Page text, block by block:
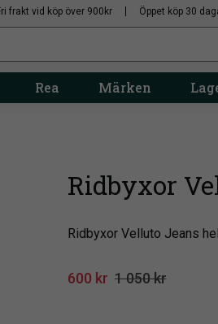
frakt vid köp över 900kr Öppet köp 30
Rea Märken
Ridbyxor
Ridbyxor Velluto Jeans
Nedsatt pris:
600 kr Ordinarie pris:
1 050kr